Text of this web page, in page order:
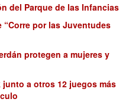
del Parque de las Infancias
“Corre por las Juventudes
protegen a mujeres y
a otros 12 juegos más